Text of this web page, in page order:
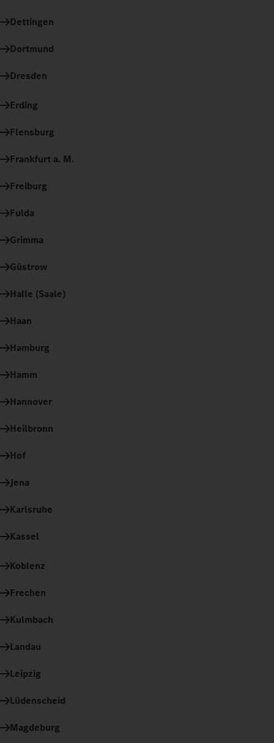
Dettingen
Dortmund
Dresden
Erding
Flensburg
Frankfurt a. M.
Freiburg
Fulda
Grimma
Güstrow
Halle (Saale)
Haan
Hamburg
Hamm
Hannover
Heilbronn
Hof
Jena
Karlsruhe
Kassel
Koblenz
Frechen
Kulmbach
Landau
Leipzig
Lüdenscheid
Magdeburg